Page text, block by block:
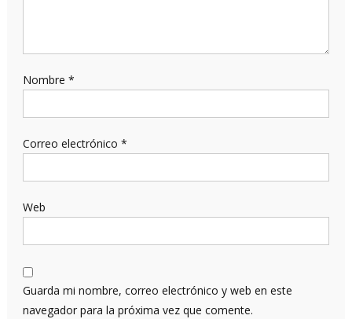
Nombre *
Correo electrónico *
Web
Guarda mi nombre, correo electrónico y web en este
navegador para la próxima vez que comente.